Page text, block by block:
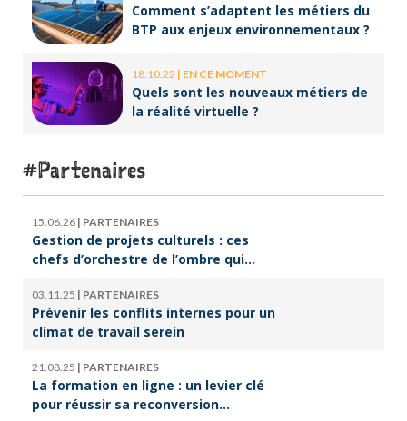
Comment s’adaptent les métiers du
BTP aux enjeux environnementaux ?
18.10.22 | EN CE MOMENT
Quels sont les nouveaux métiers de
la réalité virtuelle ?
Partenaires
15.06.26 | PARTENAIRES
Gestion de projets culturels : ces
chefs d’orchestre de l’ombre qui
03.11.25 | PARTENAIRES
Prévenir les conflits internes pour un
climat de travail serein
21.08.25 | PARTENAIRES
La formation en ligne : un levier clé
pour réussir sa reconversion